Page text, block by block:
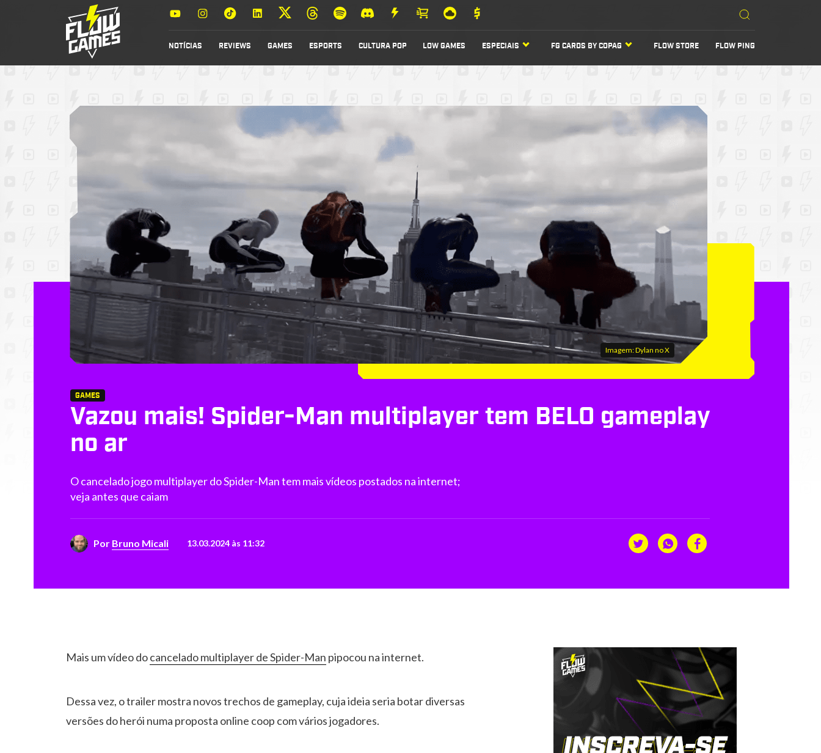
NOTÍCIAS REVIEWS GAMES ESPORTS CULTURA POP LOW GAMES ESPECIAIS FG CARDS BY COPAG FLOW STORE FLOW PING
Imagem: Dylan no X
GAMES
Vazou mais! Spider-Man multiplayer tem BELO gameplay
no ar
O cancelado jogo multiplayer do Spider-Man tem mais vídeos postados na internet;
veja antes que caiam
Por Bruno Micali 13.03.2024 às 11:32
Mais um vídeo docancelado multiplayer de Spider-Man pipocou na internet.
Dessa vez, o trailer mostra novos trechos de gameplay, cuja ideia seria botar diversas
versões do herói numa proposta online coop com vários jogadores.